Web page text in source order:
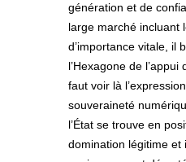
génération et de
large marché incluant
d’importance vitale, il
l’Hexagone de
faut voir là
souveraineté
l’État se trouve en
domination légitime et